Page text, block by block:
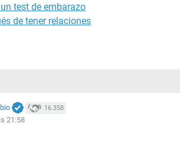
test de embarazo
de tener relaciones
16.358
21:58